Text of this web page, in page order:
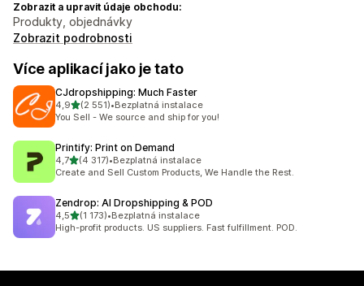
Zobrazit a upravit údaje obchodu:
Produkty, objednávky
Zobrazit podrobnosti
Více aplikací jako je tato
CJdropshipping: Much Faster
4,9z 5 hvězd
(2 551)
Celkový počet recenzí: 2551
•Bezplatná instalace
You Sell - We source and ship for you!
Printify: Print on Demand
4,7z 5 hvězd
(4 317)
Celkový počet recenzí: 4317
•Bezplatná instalace
Create and Sell Custom Products, We Handle the Rest.
Zendrop: AI Dropshipping & POD
4,5z 5 hvězd
(1 173)
Celkový počet recenzí: 1173
•Bezplatná instalace
High-profit products. US suppliers. Fast fulfillment. POD.